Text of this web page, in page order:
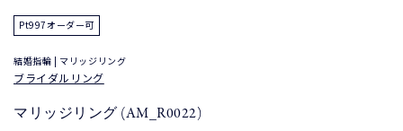
Pt997オーダー可
結婚指輪 | マリッジリング
ブライダルリング
マリッジリング (AM_R0022)